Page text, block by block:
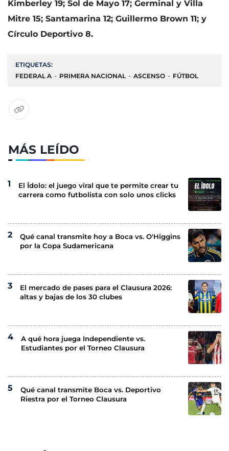
Kimberley 19; Sol de Mayo 17; Germinal y Villa
Mitre 15; Santamarina 12; Guillermo Brown 11; y
Círculo Deportivo 8.
ETIQUETAS:
FEDERAL A
PRIMERA NACIONAL ASCENSO FÚTBOL
MÁS LEÍDO
El Ídolo: el juego viral que te permite crear tu
carrera como futbolista con solo unos clicks
Qué canal transmite hoy a Boca vs. O'Higgins
por la Copa Sudamericana
El mercado de pases para el Clausura 2026:
altas y bajas de los 30 clubes
A qué hora juega Independiente vs.
Estudiantes por el Torneo Clausura
Qué canal transmite Boca vs. Deportivo
Riestra por el Torneo Clausura